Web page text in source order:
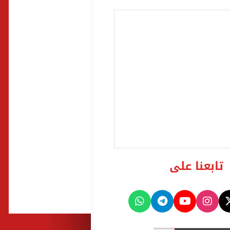
تابعنا على